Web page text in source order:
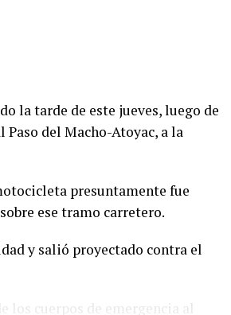
la tarde de este jueves, luego de
del Macho-Atoyac, a la
presuntamente fue
ese tramo carretero.
y salió proyectado contra el
cuerpos de emergencia al